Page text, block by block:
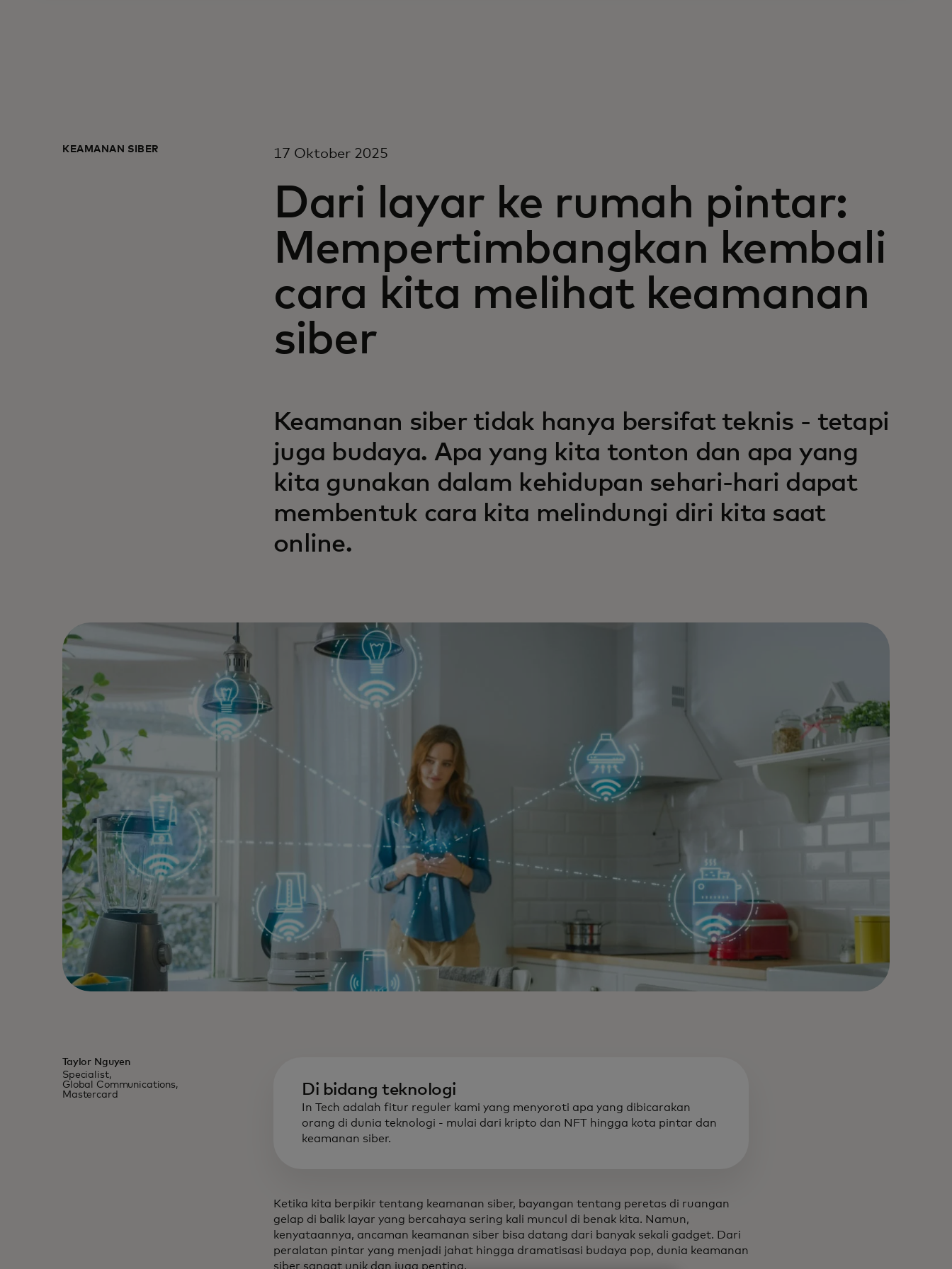
KEAMANAN SIBER 17 Oktober 2025
Dari layar ke rumah pintar:
Mempertimbangkan kembali
cara kita melihat keamanan
siber
Keamanan siber tidak hanya bersifat teknis - tetapi
juga budaya. Apa yang kita tonton dan apa yang
kita gunakan dalam kehidupan sehari-hari dapat
membentuk cara kita melindungi diri kita saat
online.
Taylor Nguyen
Specialist,
Global Communications,
Mastercard
Di bidang teknologi
In Tech adalah fitur reguler kami yang menyoroti apa yang dibicarakan
orang di dunia teknologi - mulai dari kripto dan NFT hingga kota pintar dan
keamanan siber.
Ketika kita berpikir tentang keamanan siber, bayangan tentang peretas di ruangan
gelap di balik layar yang bercahaya sering kali muncul di benak kita. Namun,
kenyataannya, ancaman keamanan siber bisa datang dari banyak sekali gadget. Dari
peralatan pintar yang menjadi jahat hingga dramatisasi budaya pop, dunia keamanan
siber sangat unik dan juga penting.